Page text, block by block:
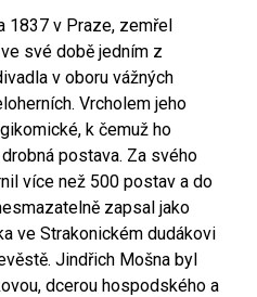
1837 v Praze, zemřel
své době jedním z
v oboru vážných
Vrcholem jeho
k čemuž ho
postava. Za svého
více než 500 postav a do
zapsal jako
ve Strakonickém dudákovi
Jindřich Mošna byl
dcerou hospodského a